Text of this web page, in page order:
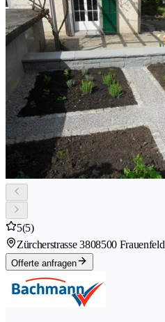
5(5)
Zürcherstrasse 3808500 Frauenfeld
Offerte anfragen